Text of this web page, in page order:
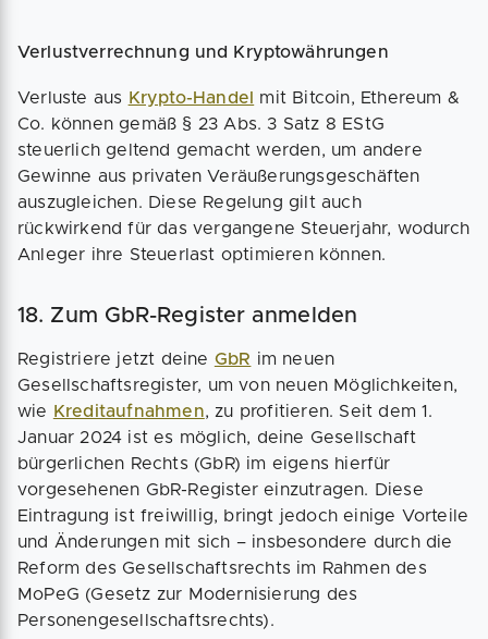
Verlustverrechnung und Kryptowährungen
Verluste aus Krypto-Handel mit Bitcoin, Ethereum &
Co. können gemäß § 23 Abs. 3 Satz 8 EStG
steuerlich geltend gemacht werden, um andere
Gewinne aus privaten Veräußerungsgeschäften
auszugleichen. Diese Regelung gilt auch
rückwirkend für das vergangene Steuerjahr, wodurch
Anleger ihre Steuerlast optimieren können.
18. Zum GbR-Register anmelden
Registriere jetzt deine GbR im neuen
Gesellschaftsregister, um von neuen Möglichkeiten,
wie Kreditaufnahmen, zu profitieren. Seit dem 1.
Januar 2024 ist es möglich, deine Gesellschaft
bürgerlichen Rechts (GbR) im eigens hierfür
vorgesehenen GbR-Register einzutragen. Diese
Eintragung ist freiwillig, bringt jedoch einige Vorteile
und Änderungen mit sich – insbesondere durch die
Reform des Gesellschaftsrechts im Rahmen des
MoPeG (Gesetz zur Modernisierung des
Personengesellschaftsrechts).